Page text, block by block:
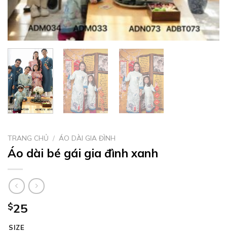
TRANG CHỦ / ÁO DÀI GIA ĐÌNH
Áo dài bé gái gia đình xanh
$25
SIZE